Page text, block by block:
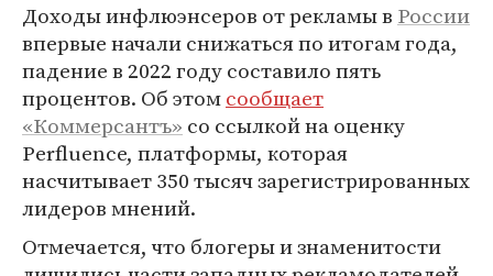
Доходы инфлюэнсеров от рекламы в России
впервые начали снижаться по итогам года,
падение в 2022 году составило пять
процентов. Об этомсообщает
«Коммерсантъ» со ссылкой на оценку
Perfluence, платформы, которая
насчитывает 350 тысяч зарегистрированных
лидеров мнений.
Отмечается, что блогеры и знаменитости